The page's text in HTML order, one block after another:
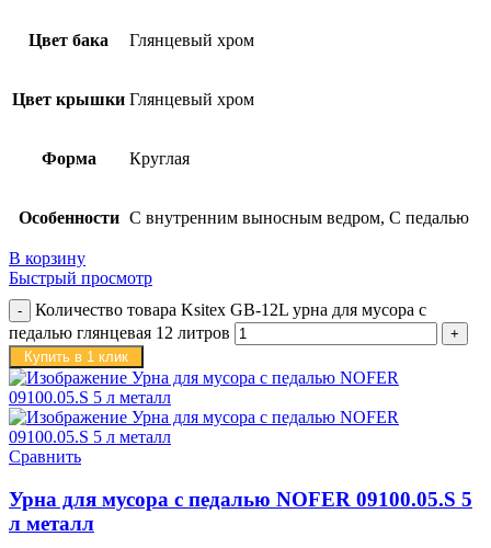
Цвет бака Глянцевый хром
Цвет крышки Глянцевый хром
Форма Круглая
Особенности С внутренним выносным ведром, С педалью
В корзину
Быстрый просмотр
Количество товара Ksitex GB-12L урна для мусора с
педалью глянцевая 12 литров
Купить в 1 клик
Сравнить
Урна для мусора с педалью NOFER 09100.05.S 5
л металл